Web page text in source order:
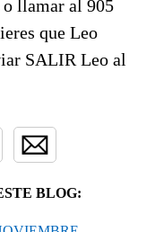
llamar al 905
que Leo
SALIR Leo al
BLOG: